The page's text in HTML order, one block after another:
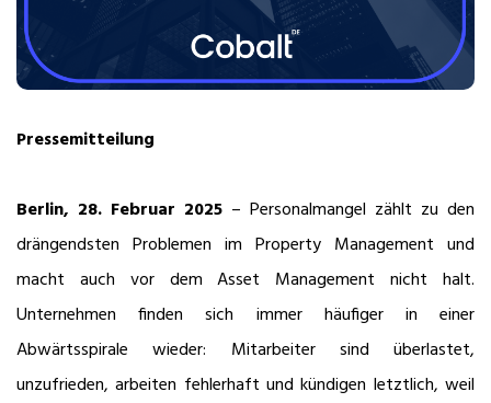
Pressemitteilung
Berlin, 28. Februar 2025 – Personalmangel zählt zu den
drängendsten Problemen im Property Management und
macht auch vor dem Asset Management nicht halt.
Unternehmen finden sich immer häufiger in einer
Abwärtsspirale wieder: Mitarbeiter sind überlastet,
unzufrieden, arbeiten fehlerhaft und kündigen letztlich, weil